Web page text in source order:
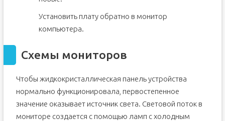
Установить плату обратно в монитор
компьютера.
Схемы мониторов
Чтобы жидкокристаллическая панель устройства
нормально функционировала, первостепенное
значение оказывает источник света. Световой поток в
мониторе создается с помощью ламп с холодным